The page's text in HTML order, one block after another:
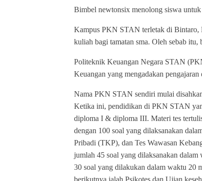
Bimbel newtonsix menolong siswa
Kampus PKN STAN terletak di Bintaro,
kuliah bagi tamatan sma. Oleh sebab
Politeknik Keuangan Negara STAN
Keuangan yang mengadakan
Nama PKN STAN sendiri mulai
Ketika ini, pendidikan di PKN STAN
diploma I & diploma III. Materi tes
dengan 100 soal yang dilaksanakan
Pribadi (TKP), dan Tes Wawasan
jumlah 45 soal yang dilaksanakan
30 soal yang dilakukan dalam waktu 20
berikutnya ialah Psikotes dan Ujian